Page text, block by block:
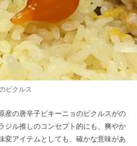
ピクルス
産の唐辛子ビキーニョのピクルスがの
ジル推しのコンセプト的にも、爽やか
変アイテムとしても、確かな意味があ